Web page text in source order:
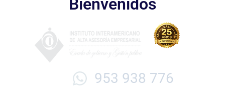
Bienvenidos
953 938 776